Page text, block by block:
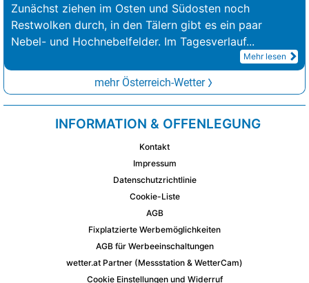
Zunächst ziehen im Osten und Südosten noch
Restwolken durch, in den Tälern gibt es ein paar
Nebel- und Hochnebelfelder. Im Tagesverlauf...
Mehr lesen
mehr Österreich-Wetter
INFORMATION & OFFENLEGUNG
Kontakt
Impressum
Datenschutzrichtlinie
Cookie-Liste
AGB
Fixplatzierte Werbemöglichkeiten
AGB für Werbeeinschaltungen
wetter.at Partner (Messstation & WetterCam)
Cookie Einstellungen und Widerruf